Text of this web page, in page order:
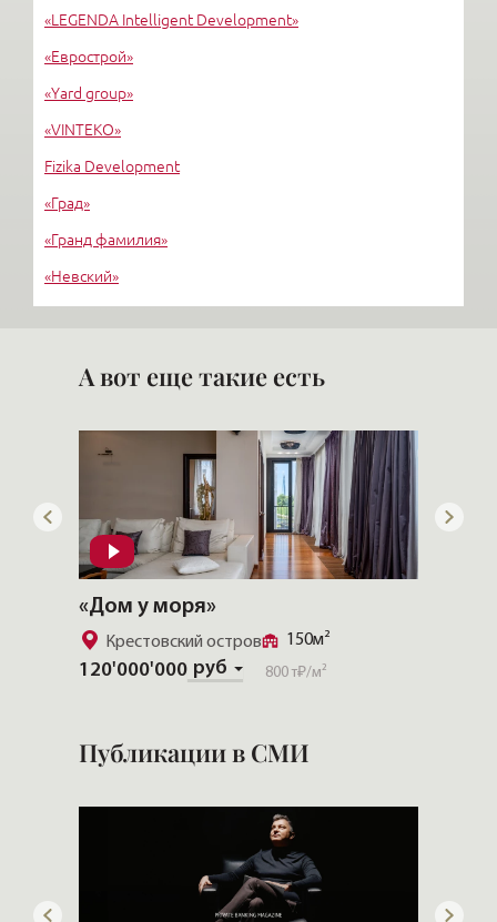
«Ориенталь»
«LEGENDA Intelligent Development»
«Еврострой»
«Yard group»
«VINTEKO»
Fizika Development
«Град»
«Гранд фамилия»
«Невский»
А вот еще такие есть
«Дом у моря»
120'000'000 руб 800 т₽/м²
150м²
Крестовский остров
Публикации в СМИ